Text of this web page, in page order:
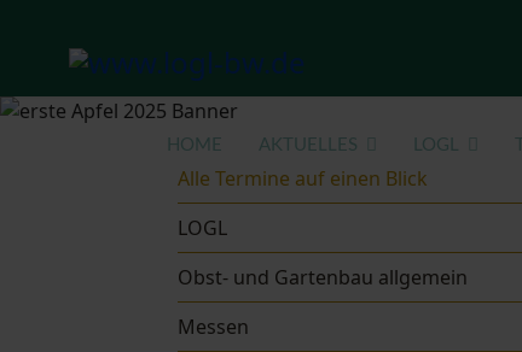
HOME AKTUELLES LOGL
Alle Termine auf einen Blick
LOGL
Obst- und Gartenbau allgemein
Messen